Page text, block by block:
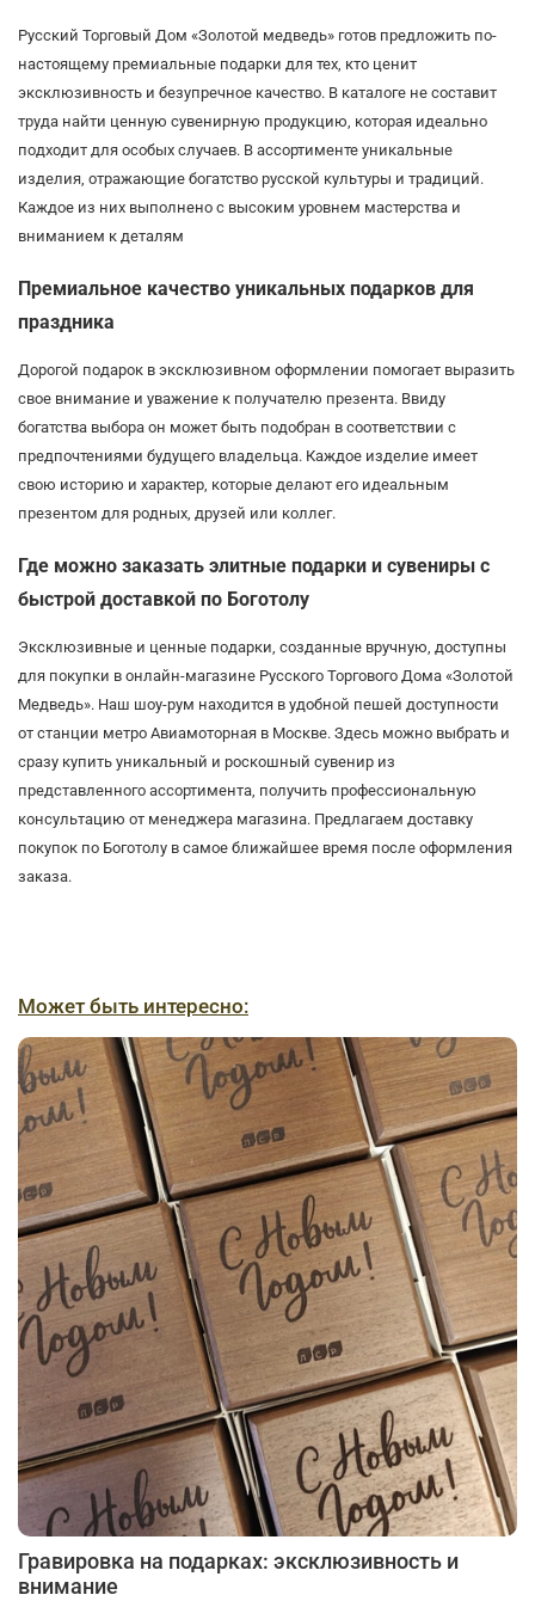
Русский Торговый Дом «Золотой медведь» готов предложить по-
настоящему премиальные подарки для тех, кто ценит
эксклюзивность и безупречное качество. В каталоге не составит
труда найти ценную сувенирную продукцию, которая идеально
подходит для особых случаев. В ассортименте уникальные
изделия, отражающие богатство русской культуры и традиций.
Каждое из них выполнено с высоким уровнем мастерства и
вниманием к деталям
Премиальное качество уникальных подарков для
праздника
Дорогой подарок в эксклюзивном оформлении помогает выразить
свое внимание и уважение к получателю презента. Ввиду
богатства выбора он может быть подобран в соответствии с
предпочтениями будущего владельца. Каждое изделие имеет
свою историю и характер, которые делают его идеальным
презентом для родных, друзей или коллег.
Где можно заказать элитные подарки и сувениры с
быстрой доставкой по Боготолу
Эксклюзивные и ценные подарки, созданные вручную, доступны
для покупки в онлайн-магазине Русского Торгового Дома «Золотой
Медведь». Наш шоу-рум находится в удобной пешей доступности
от станции метро Авиамоторная в Москве. Здесь можно выбрать и
сразу купить уникальный и роскошный сувенир из
представленного ассортимента, получить профессиональную
консультацию от менеджера магазина. Предлагаем доставку
покупок по Боготолу в самое ближайшее время после оформления
заказа.
Может быть интересно:
Гравировка на подарках: эксклюзивность и
внимание